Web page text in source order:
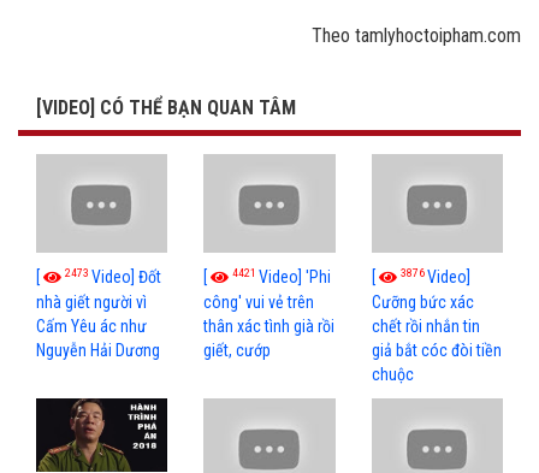
Theo tamlyhoctoipham.com
[VIDEO] CÓ THỂ BẠN QUAN TÂM
[ 2473 Video] Đốt
nhà giết người vì
Cấm Yêu ác như
Nguyễn Hải Dương
[ 4421Video] 'Phi
công' vui vẻ trên
thân xác tình già rồi
giết, cướp
[ 3876Video]
Cưỡng bức xác
chết rồi nhắn tin
giả bắt cóc đòi tiền
chuộc